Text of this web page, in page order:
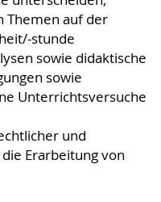
Themen auf der
stunde
sowie didaktische
sowie
Unterrichtsversuche
und
Erarbeitung von